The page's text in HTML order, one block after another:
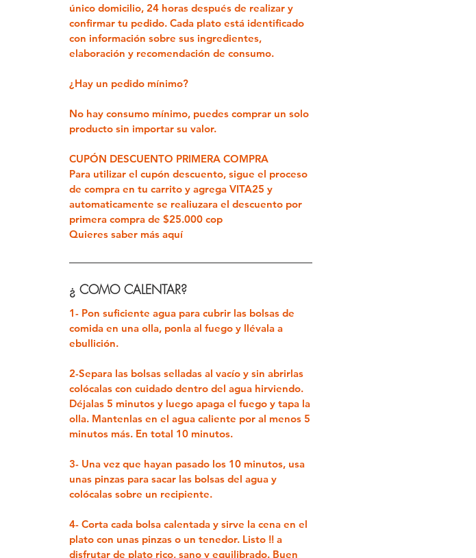
único domicilio, 24 horas después de realizar y
confirmar tu pedido. Cada plato está identificado
con información sobre sus ingredientes,
elaboración y recomendación de consumo.
¿Hay un pedido mínimo?
No hay consumo mínimo, puedes comprar un solo
producto sin importar su valor.
CUPÓN DESCUENTO PRIMERA COMPRA
Para utilizar el cupón descuento, sigue el proceso
de compra en tu carrito y agrega VITA25 y
automaticamente se realiuzara el descuento por
primera compra de $25.000 cop
Quieres saber más aquí
¿ COMO CALENTAR?
1- Pon suficiente agua para cubrir las bolsas de
comida en una olla, ponla al fuego y llévala a
ebullición.
2-Separa las bolsas selladas al vacío y sin abrirlas
colócalas con cuidado dentro del agua hirviendo.
Déjalas 5 minutos y luego apaga el fuego y tapa la
olla. Mantenlas en el agua caliente por al menos 5
minutos más. En total 10 minutos.
3- Una vez que hayan pasado los 10 minutos, usa
unas pinzas para sacar las bolsas del agua y
colócalas sobre un recipiente.
4- Corta cada bolsa calentada y sirve la cena en el
plato con unas pinzas o un tenedor. Listo !! a
disfrutar de plato rico, sano y equilibrado. Buen